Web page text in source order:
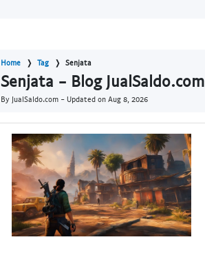
Home Tag Senjata
Senjata - Blog JualSaldo.com
By JualSaldo.com - Updated on Aug 8, 2026